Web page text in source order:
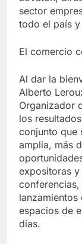
sector
todo el país
El comercio
Al dar la
Alberto
Organizador
los
conjunto que
amplia, más
expositoras y
espacios de
días.